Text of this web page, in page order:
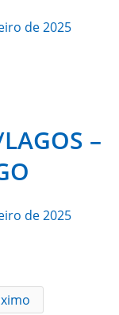
de 2025
–
de 2025